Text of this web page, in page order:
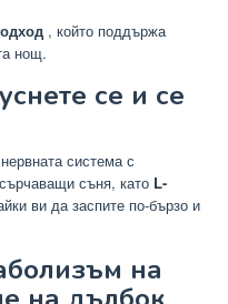
, който поддържа
нощ.
се и се
система с
съня, като L-
ви да заспите по-бързо и
на